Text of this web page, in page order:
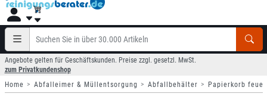
Angebote gelten für Geschäftskunden. Preise zzgl. gesetzl. MwSt.
zum Privatkundenshop
Home
Abfalleimer & Müllentsorgung Abfallbehälter Papierkorb